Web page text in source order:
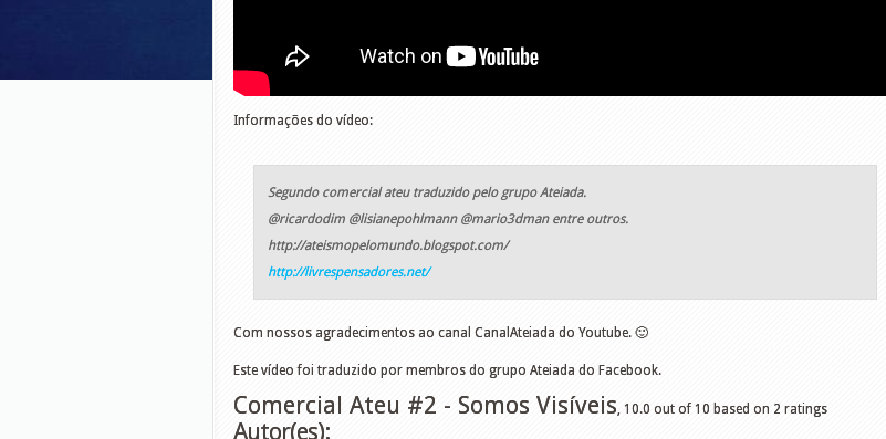
Informações do vídeo:
Segundo comercial ateu traduzido pelo grupo Ateiada.
@ricardodim @lisianepohlmann @mario3dman entre outros.
http://ateismopelomundo.blogspot.com/
http://livrespensadores.net/
Com nossos agradecimentos ao canal CanalAteiada do Youtube. 🙂
Este vídeo foi traduzido por membros do grupo Ateiada do Facebook.
Comercial Ateu #2 - Somos Visíveis, 10.0 out of 10 based on 2 ratings
Autor(es):